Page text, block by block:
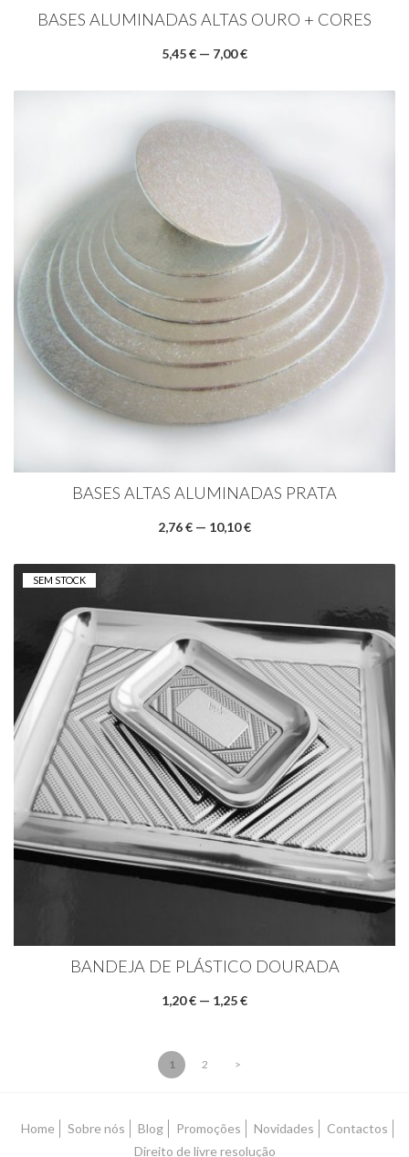
BASES ALUMINADAS ALTAS OURO + CORES
5,45 € — 7,00 €
BASES ALTAS ALUMINADAS PRATA
2,76 € — 10,10 €
SEM STOCK
BANDEJA DE PLÁSTICO DOURADA
1,20 € — 1,25 €
1 2 >
Home Sobre nós Blog Promoções Novidades
Contactos
Direito de livre resolução